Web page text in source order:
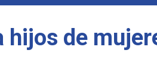
hijos de